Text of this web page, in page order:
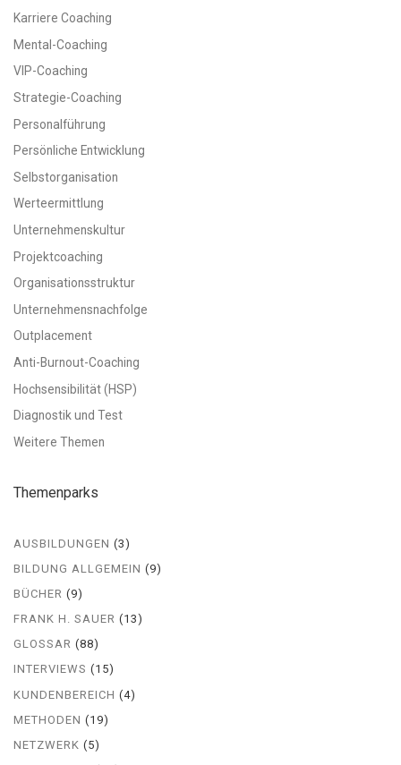
Karriere Coaching
Mental-Coaching
VIP-Coaching
Strategie-Coaching
Personalführung
Persönliche Entwicklung
Selbstorganisation
Werteermittlung
Unternehmenskultur
Projektcoaching
Organisationsstruktur
Unternehmensnachfolge
Outplacement
Anti-Burnout-Coaching
Hochsensibilität (HSP)
Diagnostik und Test
Weitere Themen
Themenparks
AUSBILDUNGEN (3)
BILDUNG ALLGEMEIN (9)
BÜCHER (9)
FRANK H. SAUER (13)
GLOSSAR (88)
INTERVIEWS (15)
KUNDENBEREICH (4)
METHODEN (19)
NETZWERK (5)